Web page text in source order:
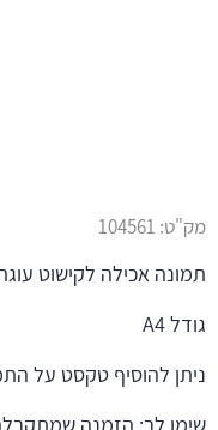
מק"ט: 104561
תמונה אכילה לקישוט
גודל A4
ניתן להוסיף טקסט על